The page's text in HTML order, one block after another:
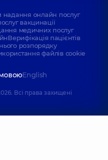
надання онлайн послуг
вакцинації
медичних послуг
Верифікація пацієнтів
розпорядку
файлів cookie
English
Всі права захищені